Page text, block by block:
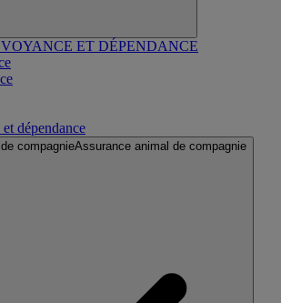
ET DÉPENDANCE
dépendance
Assurance animal de compagnie